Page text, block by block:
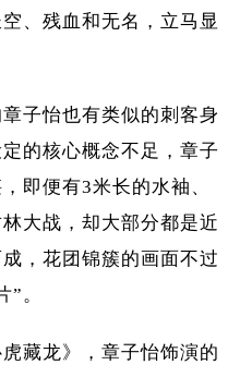
、残血和无名，立马显
子怡也有类似的刺客身
的核心概念不足，章子
即便有3米长的水袖、
大战，却大部分都是近
，花团锦簇的画面不过
。
藏龙》，章子怡饰演的